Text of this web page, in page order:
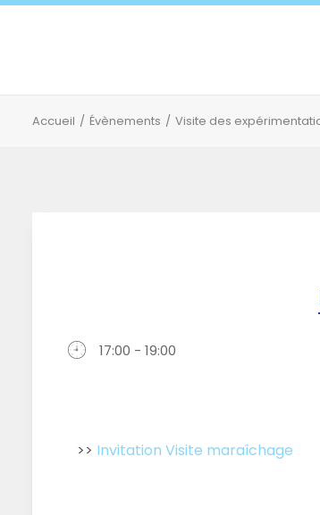
Accueil Évènements Visite des
17:00 - 19:00
>> Invitation Visite maraîchage